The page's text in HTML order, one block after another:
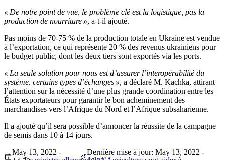
« De notre point de vue, le problème clé est la logistique, pas la
production de nourriture », a-t-il ajouté.
Pas moins de 70-75 % de la production totale en Ukraine est vendue
à l’exportation, ce qui représente 20 % des revenus ukrainiens pour
le budget public, dont les deux tiers sont exportés via les ports.
« La seule solution pour nous est d’assurer l’interopérabilité du
système, certains types d’échanges », a déclaré M. Kachka, attirant
l’attention sur la nécessité d’une plus grande coordination entre les
États exportateurs pour garantir le bon acheminement des
marchandises vers l’Afrique du Nord et l’Afrique subsaharienne.
Il a ajouté qu’il sera possible d’annoncer la réussite de la campagne
de semis dans 10 à 14 jours.
May 13, 2022 -
Dernière mise à jour: May 13, 2022 -